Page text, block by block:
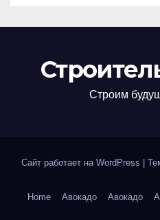
Строим
Сайт работает на WordPress
Home Авокадо Авокадо